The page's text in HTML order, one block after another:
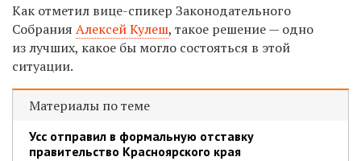
Как отметил вице-спикер Законодательного
Собрания Алексей Кулеш, такое решение — одно
из лучших, какое бы могло состояться в этой
ситуации.
Материалы по теме
Усс отправил в формальную отставку
правительство Красноярского края